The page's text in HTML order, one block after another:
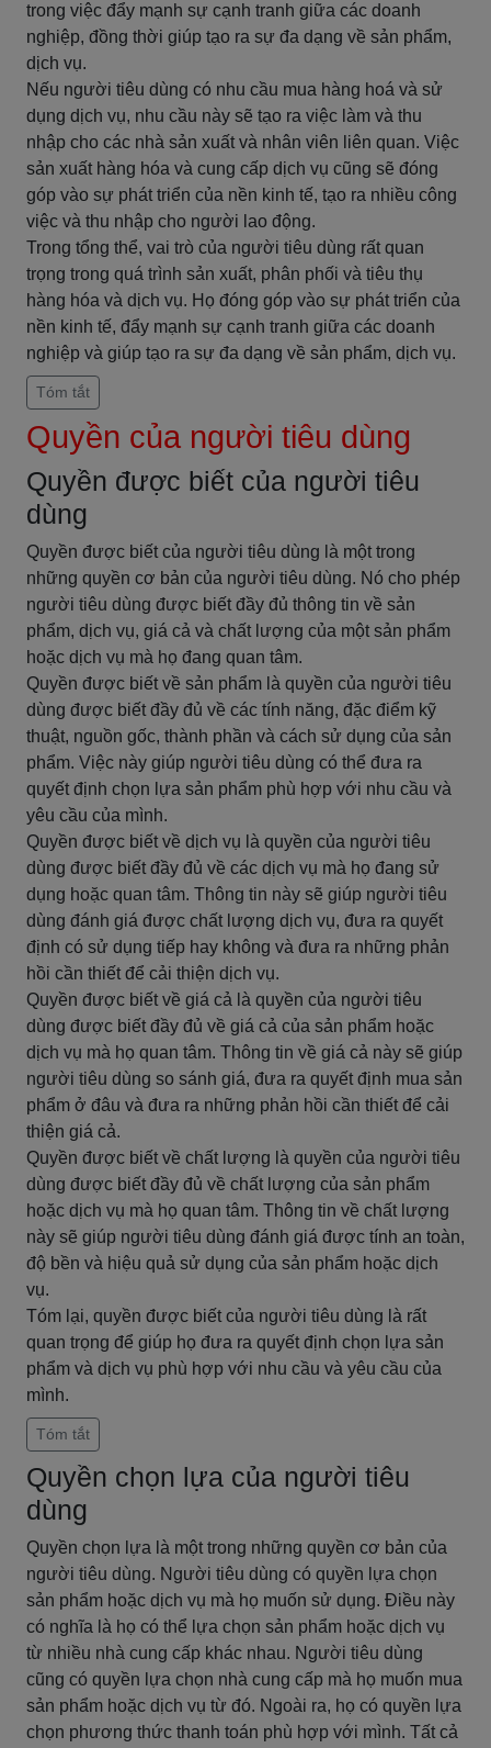
trong việc đẩy mạnh sự cạnh tranh giữa các doanh
nghiệp, đồng thời giúp tạo ra sự đa dạng về sản phẩm,
dịch vụ.
Nếu người tiêu dùng có nhu cầu mua hàng hoá và sử
dụng dịch vụ, nhu cầu này sẽ tạo ra việc làm và thu
nhập cho các nhà sản xuất và nhân viên liên quan. Việc
sản xuất hàng hóa và cung cấp dịch vụ cũng sẽ đóng
góp vào sự phát triển của nền kinh tế, tạo ra nhiều công
việc và thu nhập cho người lao động.
Trong tổng thể, vai trò của người tiêu dùng rất quan
trọng trong quá trình sản xuất, phân phối và tiêu thụ
hàng hóa và dịch vụ. Họ đóng góp vào sự phát triển của
nền kinh tế, đẩy mạnh sự cạnh tranh giữa các doanh
nghiệp và giúp tạo ra sự đa dạng về sản phẩm, dịch vụ.
Tóm tắt
Quyền của người tiêu dùng
Quyền được biết của người tiêu
dùng
Quyền được biết của người tiêu dùng là một trong
những quyền cơ bản của người tiêu dùng. Nó cho phép
người tiêu dùng được biết đầy đủ thông tin về sản
phẩm, dịch vụ, giá cả và chất lượng của một sản phẩm
hoặc dịch vụ mà họ đang quan tâm.
Quyền được biết về sản phẩm là quyền của người tiêu
dùng được biết đầy đủ về các tính năng, đặc điểm kỹ
thuật, nguồn gốc, thành phần và cách sử dụng của sản
phẩm. Việc này giúp người tiêu dùng có thể đưa ra
quyết định chọn lựa sản phẩm phù hợp với nhu cầu và
yêu cầu của mình.
Quyền được biết về dịch vụ là quyền của người tiêu
dùng được biết đầy đủ về các dịch vụ mà họ đang sử
dụng hoặc quan tâm. Thông tin này sẽ giúp người tiêu
dùng đánh giá được chất lượng dịch vụ, đưa ra quyết
định có sử dụng tiếp hay không và đưa ra những phản
hồi cần thiết để cải thiện dịch vụ.
Quyền được biết về giá cả là quyền của người tiêu
dùng được biết đầy đủ về giá cả của sản phẩm hoặc
dịch vụ mà họ quan tâm. Thông tin về giá cả này sẽ giúp
người tiêu dùng so sánh giá, đưa ra quyết định mua sản
phẩm ở đâu và đưa ra những phản hồi cần thiết để cải
thiện giá cả.
Quyền được biết về chất lượng là quyền của người tiêu
dùng được biết đầy đủ về chất lượng của sản phẩm
hoặc dịch vụ mà họ quan tâm. Thông tin về chất lượng
này sẽ giúp người tiêu dùng đánh giá được tính an toàn,
độ bền và hiệu quả sử dụng của sản phẩm hoặc dịch
vụ.
Tóm lại, quyền được biết của người tiêu dùng là rất
quan trọng để giúp họ đưa ra quyết định chọn lựa sản
phẩm và dịch vụ phù hợp với nhu cầu và yêu cầu của
mình.
Tóm tắt
Quyền chọn lựa của người tiêu
dùng
Quyền chọn lựa là một trong những quyền cơ bản của
người tiêu dùng. Người tiêu dùng có quyền lựa chọn
sản phẩm hoặc dịch vụ mà họ muốn sử dụng. Điều này
có nghĩa là họ có thể lựa chọn sản phẩm hoặc dịch vụ
từ nhiều nhà cung cấp khác nhau. Người tiêu dùng
cũng có quyền lựa chọn nhà cung cấp mà họ muốn mua
sản phẩm hoặc dịch vụ từ đó. Ngoài ra, họ có quyền lựa
chọn phương thức thanh toán phù hợp với mình. Tất cả